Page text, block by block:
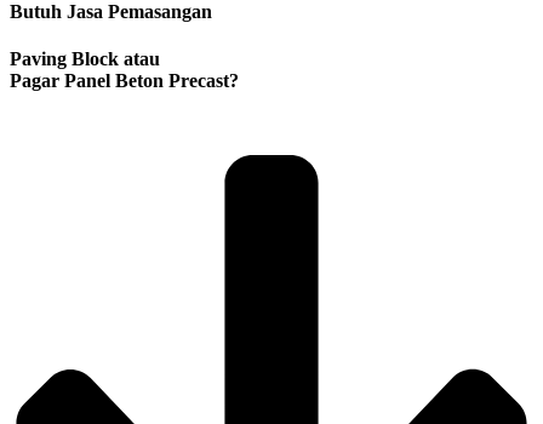
Butuh Jasa Pemasangan
Paving Block atau
Pagar Panel Beton Precast?